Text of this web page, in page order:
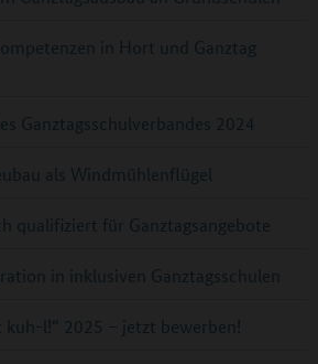
in Hort und Ganztag
Ganztagsschulverbandes 2024
als Windmühlenflügel
qualifiziert für Ganztagsangebote
in inklusiven Ganztagsschulen
kuh-l!“ 2025 – jetzt bewerben!